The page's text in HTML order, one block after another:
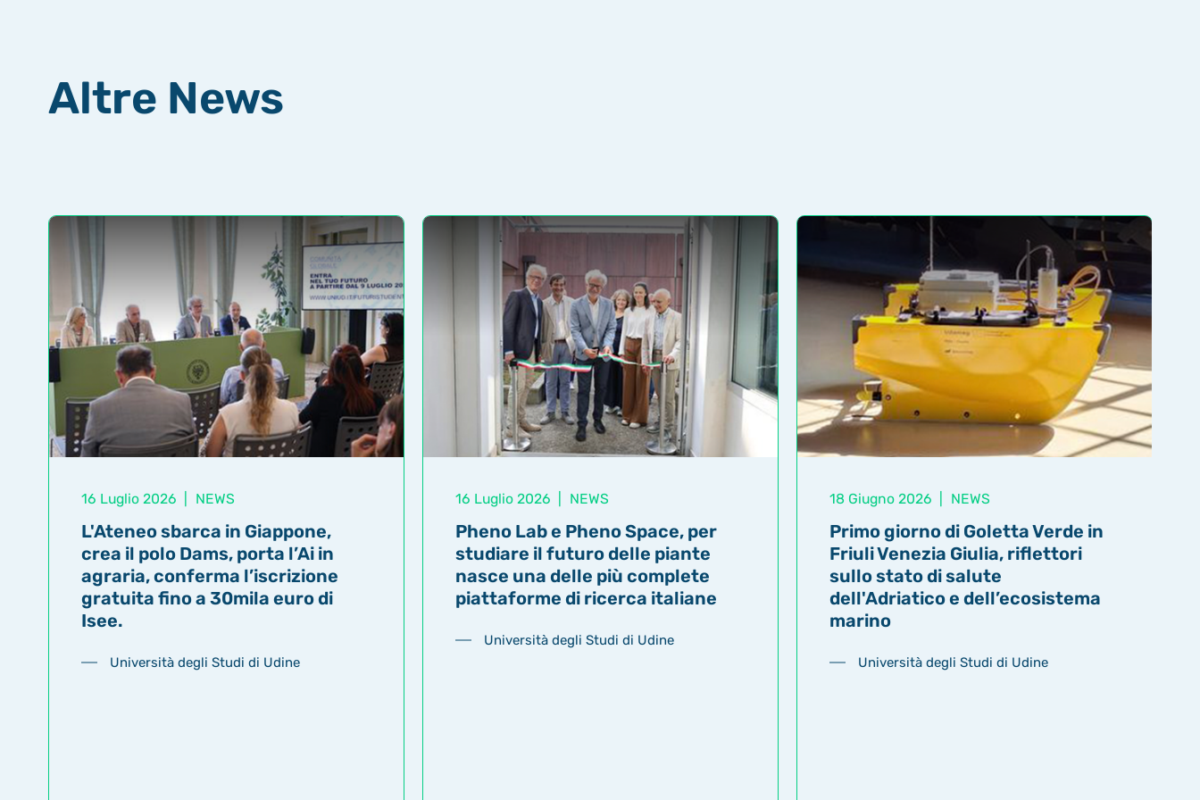
Altre News
16 Luglio 2026 NEWS
L'Ateneo sbarca in Giappone,
crea il polo Dams, porta l’Ai in
agraria, conferma l’iscrizione
gratuita fino a 30mila euro di
Isee.
Università degli Studi di Udine
16 Luglio 2026 NEWS
Pheno Lab e Pheno Space, per
studiare il futuro delle piante
nasce una delle più complete
piattaforme di ricerca italiane
Università degli Studi di Udine
18 Giugno 2026 NEWS
Primo giorno di Goletta Verde in
Friuli Venezia Giulia, riflettori
sullo stato di salute
dell'Adriatico e dell’ecosistema
marino
Università degli Studi di Udine